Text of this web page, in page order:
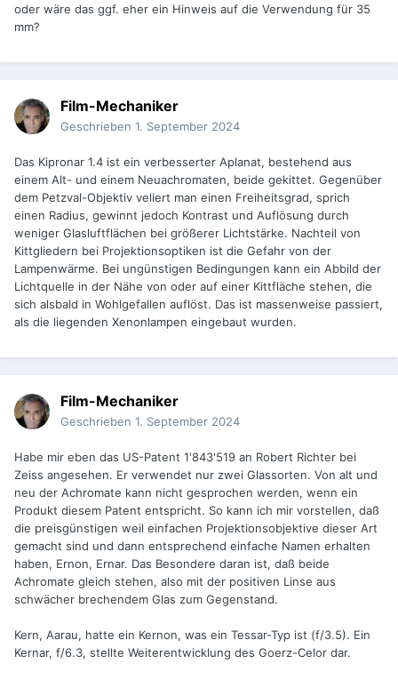
oder wäre das ggf. eher ein Hinweis auf die Verwendung für 35
mm?
Film-Mechaniker
Geschrieben 1. September 2024
Das Kipronar 1.4 ist ein verbesserter Aplanat, bestehend aus
einem Alt- und einem Neuachromaten, beide gekittet. Gegenüber
dem Petzval-Objektiv veliert man einen Freiheitsgrad, sprich
einen Radius, gewinnt jedoch Kontrast und Auflösung durch
weniger Glasluftflächen bei größerer Lichtstärke. Nachteil von
Kittgliedern bei Projektionsoptiken ist die Gefahr von der
Lampenwärme. Bei ungünstigen Bedingungen kann ein Abbild der
Lichtquelle in der Nähe von oder auf einer Kittfläche stehen, die
sich alsbald in Wohlgefallen auflöst. Das ist massenweise passiert,
als die liegenden Xenonlampen eingebaut wurden.
Film-Mechaniker
Geschrieben 1. September 2024
Habe mir eben das US-Patent 1'843'519 an Robert Richter bei
Zeiss angesehen. Er verwendet nur zwei Glassorten. Von alt und
neu der Achromate kann nicht gesprochen werden, wenn ein
Produkt diesem Patent entspricht. So kann ich mir vorstellen, daß
die preisgünstigen weil einfachen Projektionsobjektive dieser Art
gemacht sind und dann entsprechend einfache Namen erhalten
haben, Ernon, Ernar. Das Besondere daran ist, daß beide
Achromate gleich stehen, also mit der positiven Linse aus
schwächer brechendem Glas zum Gegenstand.
Kern, Aarau, hatte ein Kernon, was ein Tessar-Typ ist (f/3.5). Ein
Kernar, f/6.3, stellte Weiterentwicklung des Goerz-Celor dar.